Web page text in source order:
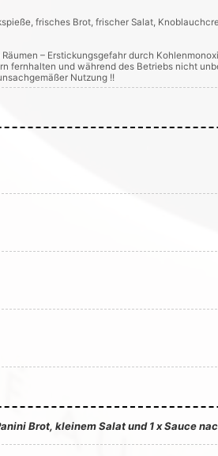
frisches Brot, frischer Salat,
– Erstickungsgefahr durch
fernhalten und während des Betriebs nicht
Nutzung !!
Brot, kleinem Salat und 1 x Sauce